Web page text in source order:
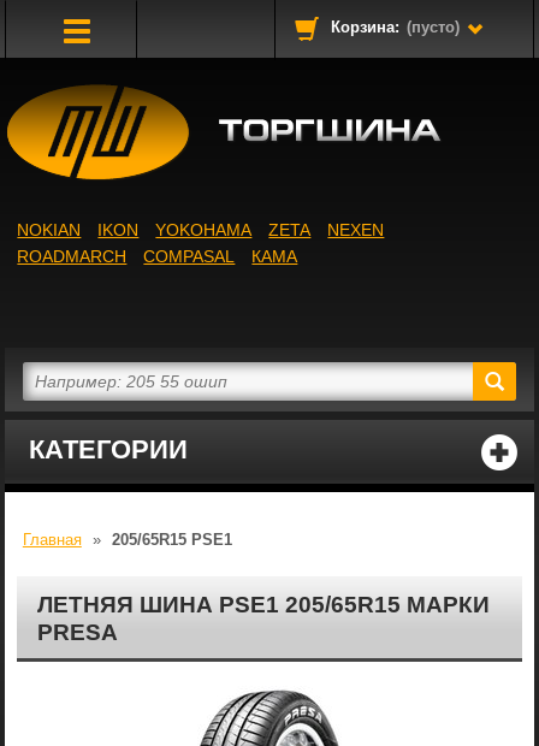
Корзина: (пусто)
КАТЕГОРИИ
NOKIAN IKON YOKOHAMA ZETA
NEXEN
ROADMARCH
COMPASAL КАМА
Главная » 205/65R15 PSE1
ЛЕТНЯЯ ШИНА PSE1 205/65R15 МАРКИ
PRESA